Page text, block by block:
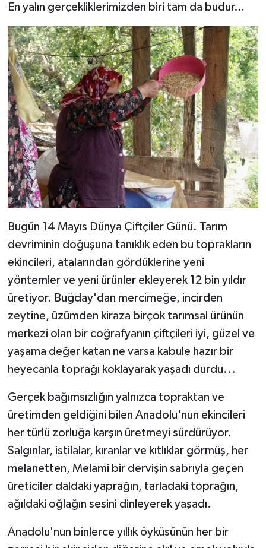
En yalın gerçekliklerimizden biri tam da budur…
Bugün 14 Mayıs Dünya Çiftçiler Günü. Tarım
devriminin doğuşuna tanıklık eden bu toprakların
ekincileri, atalarından gördüklerine yeni
yöntemler ve yeni ürünler ekleyerek 12 bin yıldır
üretiyor. Buğday'dan mercimeğe, incirden
zeytine, üzümden kiraza birçok tarımsal ürünün
merkezi olan bir coğrafyanın çiftçileri iyi, güzel ve
yaşama değer katan ne varsa kabule hazır bir
heyecanla toprağı koklayarak yaşadı durdu...
Gerçek bağımsızlığın yalnızca topraktan ve
üretimden geldiğini bilen Anadolu'nun ekincileri
her türlü zorluğa karşın üretmeyi sürdürüyor.
Salgınlar, istilalar, kıranlar ve kıtlıklar görmüş, her
melanetten, Melami bir dervişin sabrıyla geçen
üreticiler daldaki yaprağın, tarladaki toprağın,
ağıldaki oğlağın sesini dinleyerek yaşadı.
Anadolu'nun binlerce yıllık öyküsünün her bir